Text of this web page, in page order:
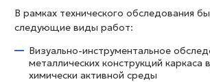
В рамках технического обследования
следующие виды работ:
Визуально-инструментальное
металлических конструкций каркаса
химически активной среды